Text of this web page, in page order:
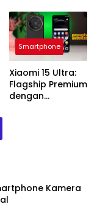
Modern
Smartphone
Xiaomi 15 Ultra:
Flagship Premium
dengan
Kamera